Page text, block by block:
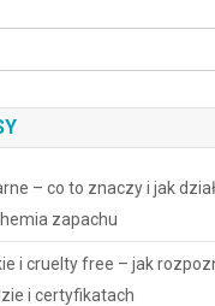
– co to znaczy i jak
zapachu
i cruelty free – jak
i certyfikatach